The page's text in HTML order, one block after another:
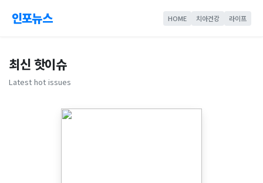
인포뉴스 HOME 치아건강 라이프
최신 핫이슈
Latest hot issues